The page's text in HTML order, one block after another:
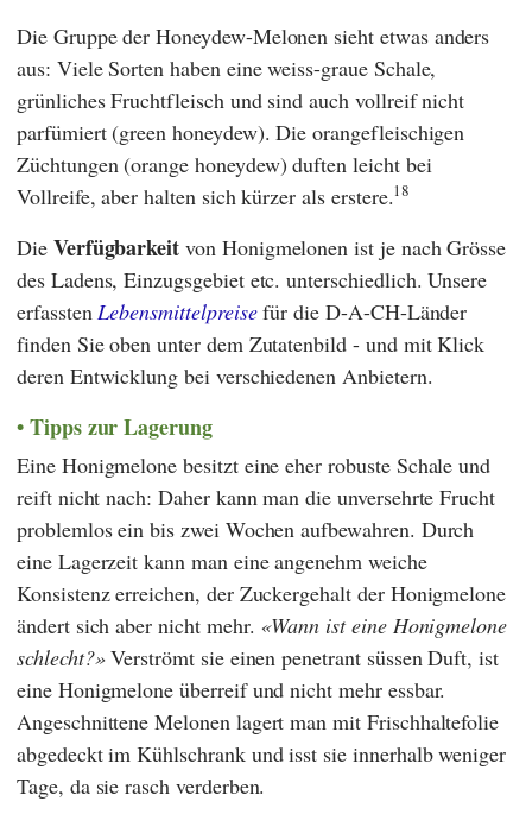
Die Gruppe der Honeydew-Melonen sieht etwas anders
aus: Viele Sorten haben eine weiss-graue Schale,
grünliches Fruchtfleisch und sind auch vollreif nicht
parfümiert (green honeydew). Die orangefleischigen
Züchtungen (orange honeydew) duften leicht bei
Vollreife, aber halten sich kürzer als erstere.18
Die Verfügbarkeit von Honigmelonen ist je nach Grösse
des Ladens, Einzugsgebiet etc. unterschiedlich.Unsere
erfassten Lebensmittelpreise für die D-A-CH-Länder
finden Sie oben unter dem Zutatenbild - und mit Klick
deren Entwicklung bei verschiedenen Anbietern.
Tipps zur Lagerung
Eine Honigmelone besitzt eine eher robuste Schale und
reift nicht nach: Daher kann man die unversehrte Frucht
problemlos ein bis zwei Wochen aufbewahren. Durch
eine Lagerzeit kann man eine angenehm weiche
Konsistenz erreichen, der Zuckergehalt der Honigmelone
ändert sich aber nicht mehr.
Wann ist eine Honigmelone
schlecht? Verströmt sie einen penetrant süssen Duft, ist
eine Honigmelone überreif und nicht mehr essbar.
Angeschnittene Melonen lagert man mit Frischhaltefolie
abgedeckt im Kühlschrank und isst sie innerhalb weniger
Tage, da sie rasch verderben.